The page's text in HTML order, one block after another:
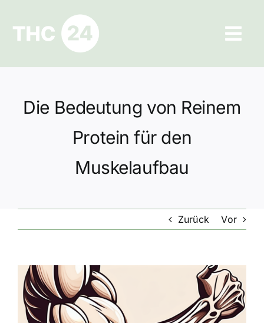
springen
Ratgeber
Hilfe und Kontakt
Die Bedeutung von Reinem
Protein für den
Muskelaufbau
Zurück Vor
Zeige
grösseres
Bild